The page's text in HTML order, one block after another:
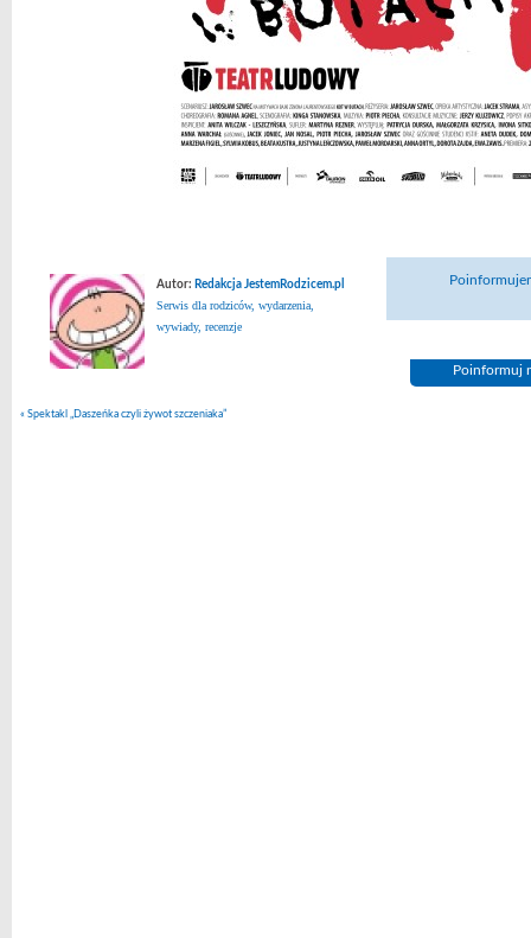
Autor: Redakcja JestemRodzicem.pl
Serwis dla rodziców, wydarzenia,
wywiady, recenzje
Poinformuj
« Spektakl „Daszeńka czyli żywot szczeniaka”